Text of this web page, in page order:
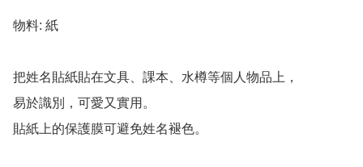
物料: 紙
把姓名貼紙貼在文具、課本、水樽等個人物品上，
易於識別，可愛又實用。
貼紙上的保護膜可避免姓名褪色。